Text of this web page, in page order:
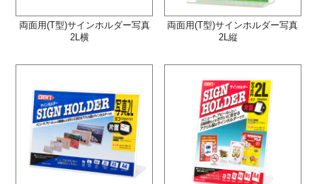
両面用(T型)サインホルダー写真
2L横
両面用(T型)サインホルダー写真
2L縦